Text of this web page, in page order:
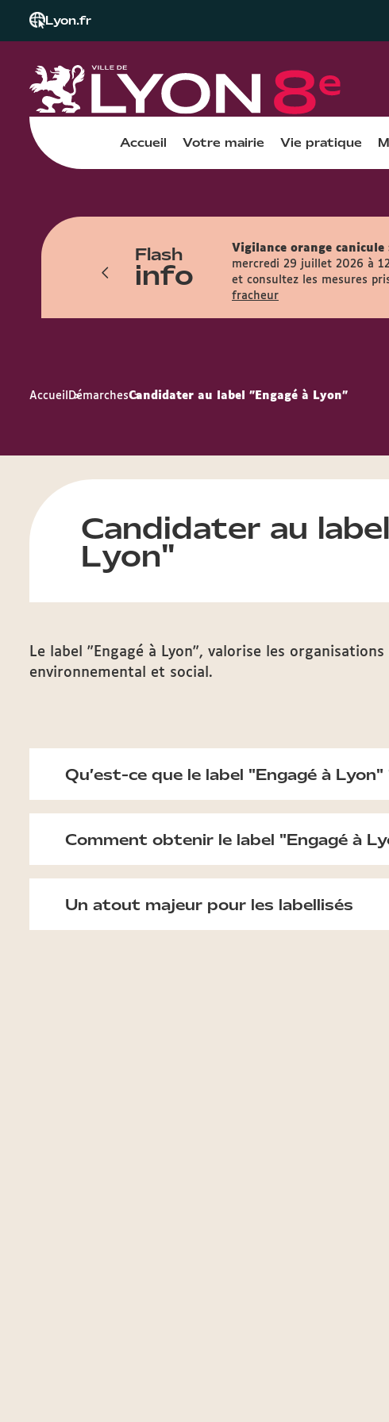
Lyon.fr
Accueil Votre mairie Vie pratique
Flash
info
et accueille le public entre 7h45 et
Vigilance orange canicule
mercredi 29 juillet 2026 à
et consultez les mesures
fracheur
Accueil DémarchesCandidater au label "Engagé à Lyon"
Candidater au
Lyon"
Le label "Engagé à Lyon", valorise les
environnemental et social.
Qu’est-ce que le label "Engagé à Lyon"
Comment obtenir le label "Engagé à
Un atout majeur pour les labellisés